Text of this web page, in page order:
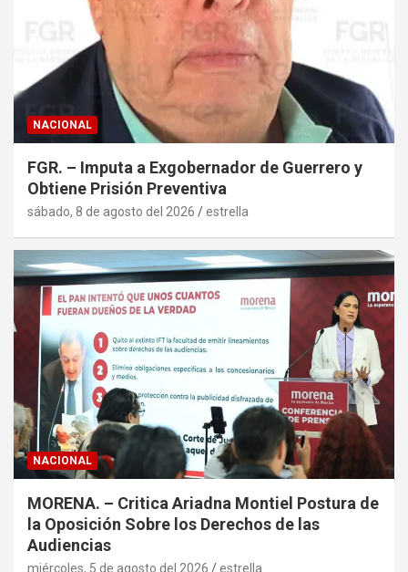
NACIONAL
FGR. – Imputa a Exgobernador de Guerrero y
Obtiene Prisión Preventiva
sábado, 8 de agosto del 2026 estrella
NACIONAL
MORENA. – Critica Ariadna Montiel Postura de
la Oposición Sobre los Derechos de las
Audiencias
miércoles, 5 de agosto del 2026 estrella